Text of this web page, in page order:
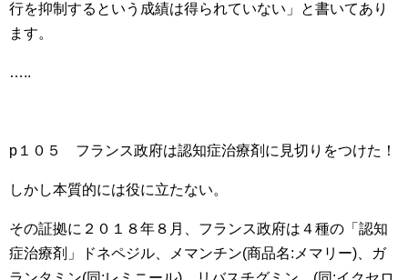
行を抑制するという成績は得られていない」と書いてあり
ます。
…..
p１０５ フランス政府は認知症治療剤に見切りをつけた！
しかし本質的には役に立たない。
その証拠に２０１８年８月、フランス政府は４種の「認知
症治療剤」ドネペジル、メマンチン(商品名:メマリー)、ガ